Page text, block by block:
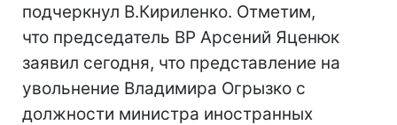
подчеркнул В.Кириленко. Отметим,
что председатель ВР Арсений Яценюк
заявил сегодня, что представление на
увольнение Владимира Огрызко с
должности министра иностранных